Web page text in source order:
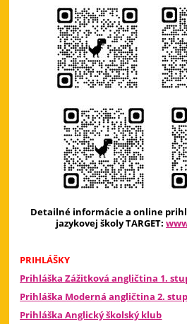
Detailné informácie a online
jazykovej školy TARGET:
PRIHLÁŠKY
Prihláška Zážitková angličtina 1.
Prihláška Moderná angličtina 2.
Prihláška Anglický školský klub